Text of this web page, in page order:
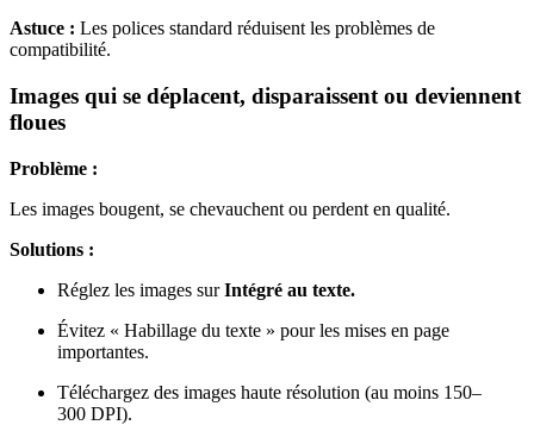
Astuce : Les polices standard réduisent les problèmes de
compatibilité.
Images qui se déplacent, disparaissent ou deviennent
floues
Problème :
Les images bougent, se chevauchent ou perdent en qualité.
Solutions :
Réglez les images surIntégré au texte.
Évitez « Habillage du texte » pour les mises en page
importantes.
Téléchargez des images haute résolution (au moins 150–
300 DPI).